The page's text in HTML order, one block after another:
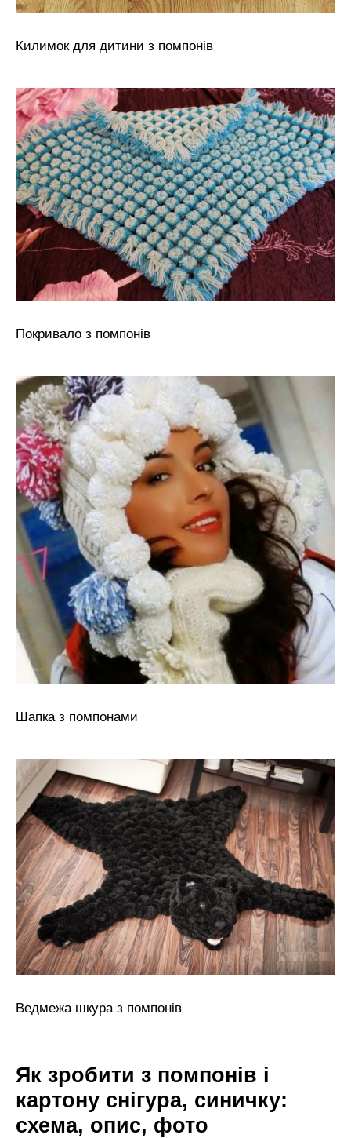
Килимок для дитини з помпонів
Покривало з помпонів
Шапка з помпонами
Ведмежа шкура з помпонів
Як зробити з помпонів і
картону снігура, синичку:
схема, опис, фото